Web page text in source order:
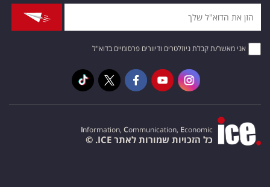
אני מאשר/ת קבלת ניוזלטרים ודיוורים פרסומיים בדוא"ל
Information, Communication, Economic
כל הזכויות שמורות לאתר ICE. ©